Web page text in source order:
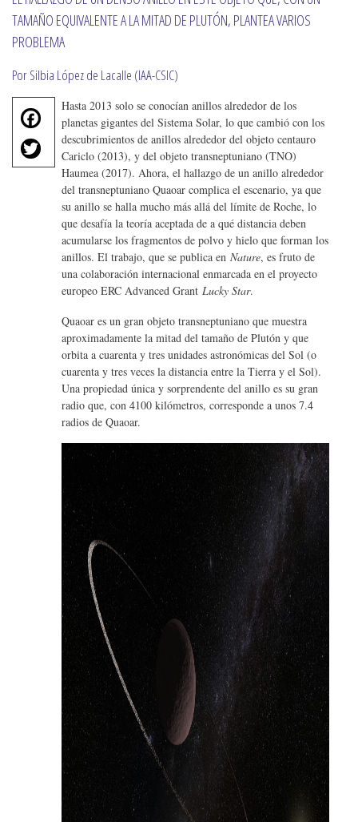
TAMAÑO EQUIVALENTE A LA MITAD DE PLUTÓN, PLANTEA VARIOS
PROBLEMA
Por Silbia López de Lacalle (IAA-CSIC)
F
e
T
w
it
te
Hasta 2013 solo se conocían anillos alrededor de los
planetas gigantes del Sistema Solar, lo que cambió con los
descubrimientos de anillos alrededor del objeto centauro
Cariclo (2013), y del objeto transneptuniano (TNO)
Haumea (2017). Ahora, el hallazgo de un anillo alrededor
del transneptuniano Quaoar complica el escenario, ya que
su anillo se halla mucho más allá del límite de Roche, lo
que desafía la teoría aceptada de a qué distancia deben
acumularse los fragmentos de polvo y hielo que forman los
anillos. El trabajo, que se publica enNature, es fruto de
una colaboración internacional enmarcada en el proyecto
europeo ERC Advanced Grant Lucky Star.
Quaoar es un gran objeto transneptuniano que muestra
aproximadamente la mitad del tamaño de Plutón y que
orbita a cuarenta y tres unidades astronómicas del Sol (o
cuarenta y tres veces la distancia entre la Tierra y el Sol).
Una propiedad única y sorprendente del anillo es su gran
radio que, con 4100 kilómetros, corresponde a unos 7.4
radios de Quaoar.